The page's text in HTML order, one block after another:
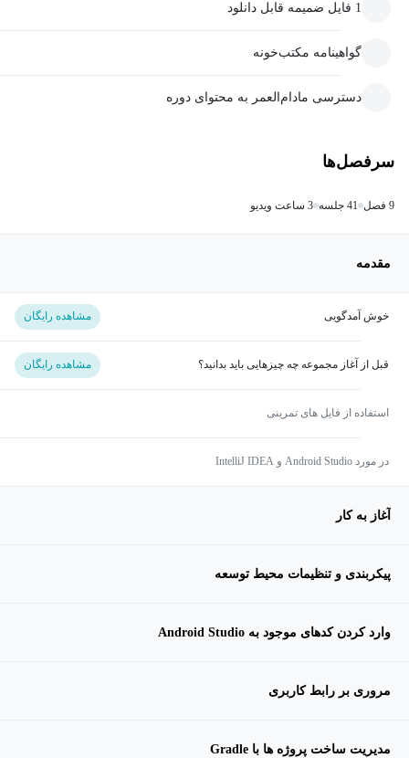
1 فایل ضمیمه قابل دانلود
گواهینامه مکتب‌خونه
دسترسی مادام‌العمر به محتوای دوره
سرفصل‌ها
9 فصل 41 جلسه 3 ساعت ویدیو
مقدمه
خوش آمدگویی مشاهده رایگان
قبل از آغاز مجموعه چه چیزهایی باید بدانید؟ مشاهده رایگان
استفاده از فایل های تمرینی
در مورد Android Studio و IntelliJ IDEA
آغاز به کار
پیکربندی و تنظیمات محیط توسعه
وارد کردن کدهای موجود به Android Studio
مروری بر رابط کاربری
مدیریت ساخت پروژه ها با Gradle